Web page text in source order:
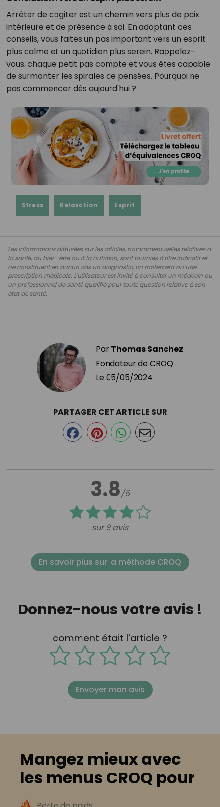
Arrêter de cogiter est un chemin vers plus de paix
intérieure et de présence à soi. En adoptant ces
conseils, vous faites un pas important vers un esprit
plus calme et un quotidien plus serein. Rappelez-
vous, chaque petit pas compte et vous êtes capable
de surmonter les spirales de pensées. Pourquoi ne
pas commencer dès aujourd'hui ?
Stress Relaxation Esprit
Les informations diffusées sur les articles, notamment celles relatives à
la santé, au bien-être ou à la nutrition, sont fournies à titre indicatif et
ne constituent en aucun cas un diagnostic, un traitement ou une
prescription médicale. L'utilisateur est invité à consulter un médecin ou
un professionnel de santé qualifié pour toute question relative à son
état de santé.
Par Thomas Sanchez
Fondateur de CROQ
Le 05/05/2024
3.8/5
sur 9 avis
PARTAGER CET ARTICLE SUR
En savoir plus sur la méthode CROQ
Donnez-nous votre avis !
comment était l'article ?
Envoyer mon avis
Mangez mieux avec
les menus CROQ pour